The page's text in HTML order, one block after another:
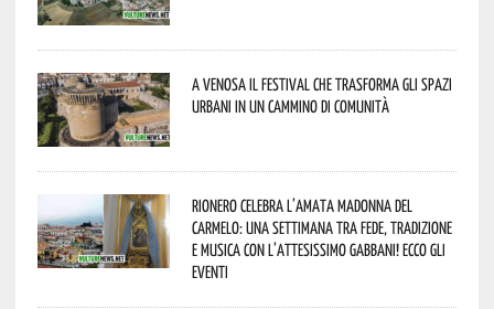
A Venosa il festival che trasforma gli spazi
urbani in un cammino di comunità
Rionero celebra l’amata Madonna del
Carmelo: una settimana tra fede, tradizione
e musica con l’attesissimo Gabbani! Ecco gli
eventi